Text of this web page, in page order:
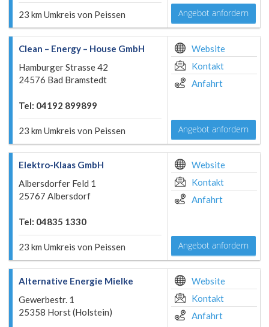
23 km Umkreis von Peissen Angebot anfordern
Clean – Energy – House GmbH
Hamburger Strasse 42
24576 Bad Bramstedt
Tel: 04192 899899
23 km Umkreis von Peissen
Website
Kontakt
Anfahrt
Angebot anfordern
Elektro-Klaas GmbH
Albersdorfer Feld 1
25767 Albersdorf
Tel: 04835 1330
23 km Umkreis von Peissen
Website
Kontakt
Anfahrt
Angebot anfordern
Alternative Energie Mielke
Gewerbestr. 1
25358 Horst (Holstein)
Website
Kontakt
Anfahrt